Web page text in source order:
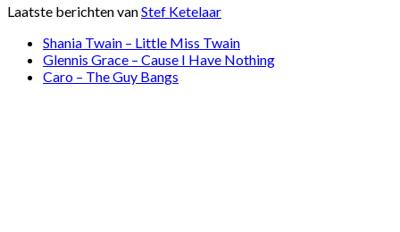
Laatste berichten vanStef Ketelaar
Shania Twain – Little Miss Twain
Glennis Grace – Cause I Have Nothing
Caro – The Guy Bangs